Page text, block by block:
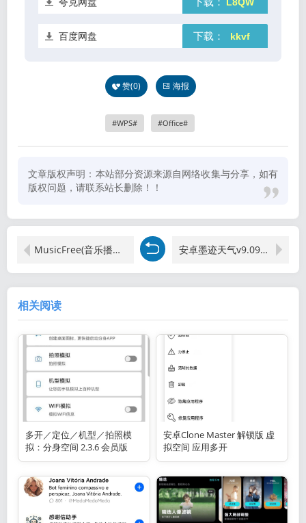
下载：
百度网盘
赞(0) 海报
WPS Office
文章版权声明：本站部分资源来源自网络收集与分享，如有
版权问题，请联系站长删除！！
MusicFree(音乐播放器) v0.6.2 全新插件接口 安卓墨迹天气v9.0918.02高级版
相关阅读
多开／定位／机型／拍照模
拟：分身空间 2.3.6 会员版
安卓Clone Master 解锁版 虚
拟空间 应用多开